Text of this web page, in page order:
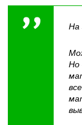
На
Но